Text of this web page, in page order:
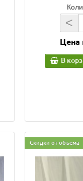
<
Цена
В
Скидки от объема